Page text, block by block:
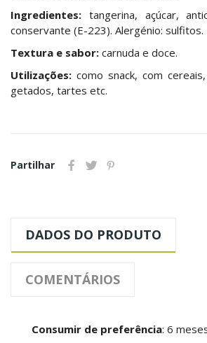
Ingredientes: tangerina, açúcar,
conservante (E-223). Alergénio: sulfitos.
Textura e sabor: carnuda e doce.
Utilizações: como snack, com
getados, tartes etc.
Partilhar
DADOS DO PRODUTO
COMENTÁRIOS
Consumir de preferência: 6